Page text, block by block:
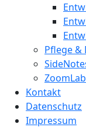
Pflege &
Kontakt
Datenschutz
Impressum